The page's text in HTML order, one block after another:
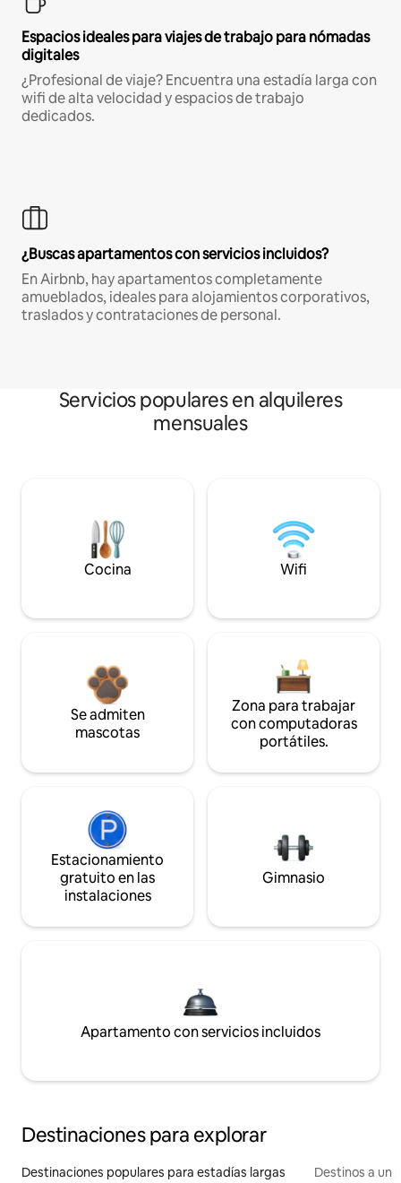
Espacios ideales para viajes de trabajo para nómadas
digitales
¿Profesional de viaje? Encuentra una estadía larga con
wifi de alta velocidad y espacios de trabajo
dedicados.
¿Buscas apartamentos con servicios incluidos?
En Airbnb, hay apartamentos completamente
amueblados, ideales para alojamientos corporativos,
traslados y contrataciones de personal.
Servicios populares en alquileres
mensuales
Cocina Wifi
Se admiten
mascotas
Zona para trabajar
con computadoras
portátiles.
Estacionamiento
gratuito en las
instalaciones
Gimnasio
Apartamento con servicios incluidos
Destinaciones para explorar
Destinaciones populares para estadías largas Destinos a un